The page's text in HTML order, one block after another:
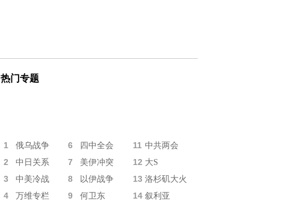
热门专题
1 俄乌战争 6 四中全会 11 中共两会
2 中日关系 7 美伊冲突 12 大S
3 中美冷战 8 以伊战争 13 洛杉矶大火
4 万维专栏 9 何卫东 14 叙利亚